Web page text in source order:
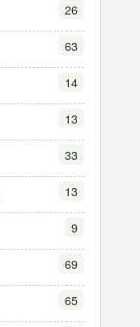
26
63
14
13
33
13
9
69
65